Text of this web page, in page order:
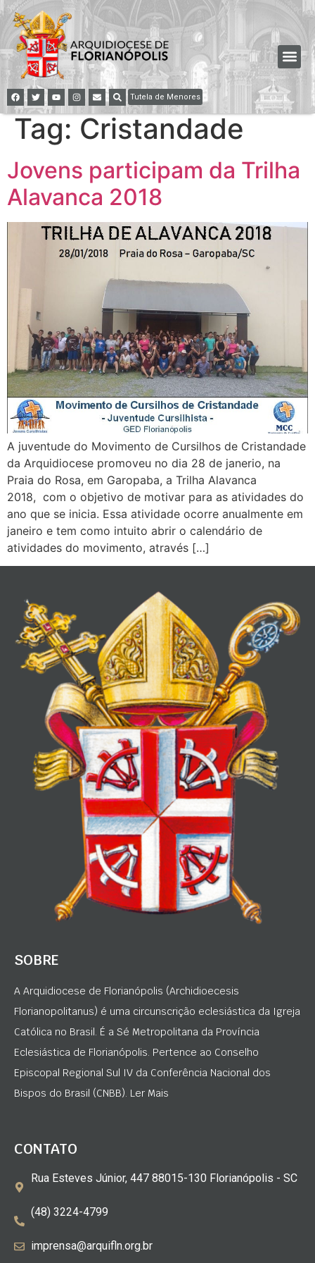
Tutela de Menores
Tag: Cristandade
Jovens participam da Trilha
Alavanca 2018
A juventude do Movimento de Cursilhos de Cristandade
da Arquidiocese promoveu no dia 28 de janerio, na
Praia do Rosa, em Garopaba, a Trilha Alavanca
2018, com o objetivo de motivar para as atividades do
ano que se inicia. Essa atividade ocorre anualmente em
janeiro e tem como intuito abrir o calendário de
atividades do movimento, através […]
SOBRE
A Arquidiocese de Florianópolis (Archidioecesis
Florianopolitanus) é uma circunscrição eclesiástica da Igreja
Católica no Brasil. É a Sé Metropolitana da Província
Eclesiástica de Florianópolis. Pertence ao Conselho
Episcopal Regional Sul IV da Conferência Nacional dos
Bispos do Brasil (CNBB). Ler Mais
CONTATO
Rua Esteves Júnior, 447 88015-130 Florianópolis - SC
(48) 3224-4799
imprensa@arquifln.org.br